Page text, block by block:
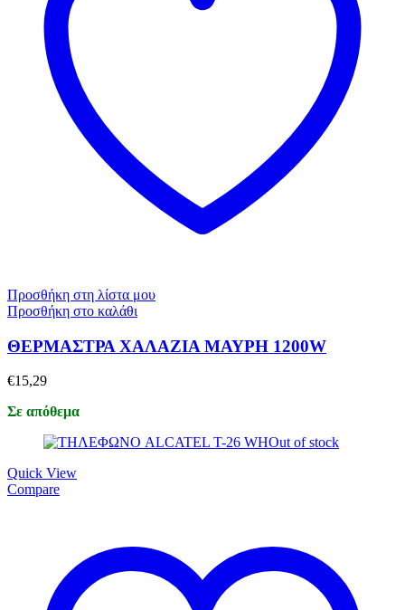
Προσθήκη στη λίστα μου
Προσθήκη στο καλάθι
ΘΕΡΜΑΣΤΡΑ ΧΑΛΑΖΙΑ ΜΑΥΡΗ 1200W
€15,29
Σε απόθεμα
Out of stock
Quick View
Compare